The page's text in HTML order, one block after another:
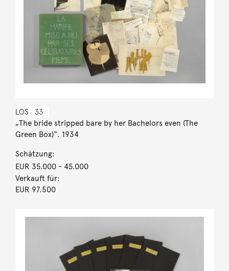
LOS 33
„The bride stripped bare by her Bachelors even (The
Green Box)“. 1934
Schätzung:
EUR 35.000- 45.000
Verkauft für:
EUR 97.500